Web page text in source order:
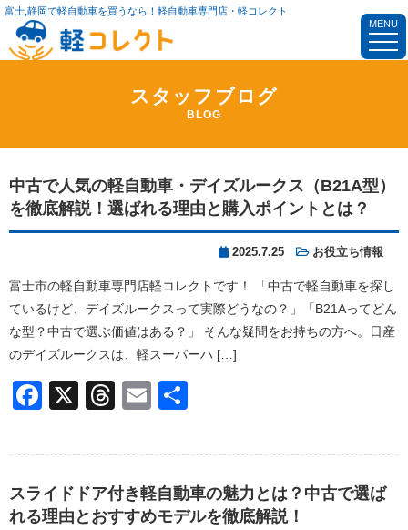
富士,静岡で軽自動車を買うなら！軽自動車専門店・軽コレクト
MENU
スタッフブログ
BLOG
中古で人気の軽自動車・デイズルークス（B21A型）
を徹底解説！選ばれる理由と購入ポイントとは？
2025.7.25 お役立ち情報
富士市の軽自動車専門店軽コレクトです！ 「中古で軽自動車を探し
ているけど、デイズルークスって実際どうなの？」「B21Aってどん
な型？中古で選ぶ価値はある？」 そんな疑問をお持ちの方へ。日産
のデイズルークスは、軽スーパーハ […]
Facebook
X Threads
Email
スライドドア付き軽自動車の魅力とは？中古で選ば
れる理由とおすすめモデルを徹底解説！